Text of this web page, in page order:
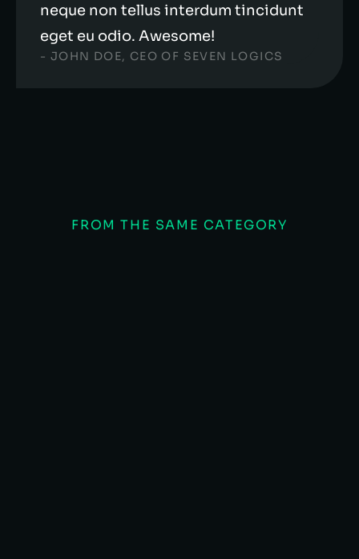
neque non tellus interdum tincidunt
eget eu odio. Awesome!
- JOHN DOE, CEO OF SEVEN LOGICS
FROM THE SAME CATEGORY